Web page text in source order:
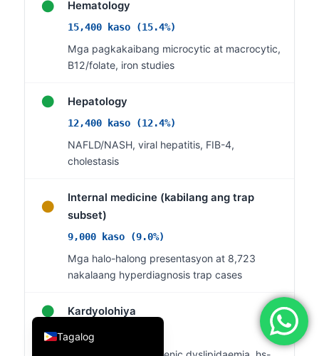
● Hematology
15,400 kaso (15.4%)
Mga pagkakaibang microcytic at macrocytic,
B12/folate, iron studies
● Hepatology
12,400 kaso (12.4%)
NAFLD/NASH, viral hepatitis, FIB-4,
cholestasis
●
Internal medicine (kabilang ang trap
subset)
9,000 kaso (9.0%)
Mga halo-halong presentasyon at 8,723
nakalaang hyperdiagnosis trap cases
● Kardyolohiya
7,500 kaso (7.5%)
Tagalog
English
العربية
Français
עִבְרִית
Italiano
Português
Ελληνικά
Türkçe
简体中文
فارسی
Български